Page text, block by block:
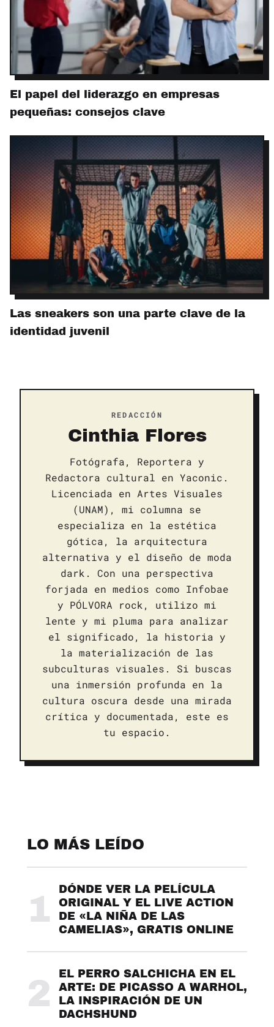
El papel del liderazgo en empresas
pequeñas: consejos clave
Las sneakers son una parte clave de la
identidad juvenil
REDACCIÓN
Cinthia Flores
Fotógrafa, Reportera y
Redactora cultural en Yaconic.
Licenciada en Artes Visuales
(UNAM), mi columna se
especializa en la estética
gótica, la arquitectura
alternativa y el diseño de moda
dark. Con una perspectiva
forjada en medios como Infobae
y PÓLVORA rock, utilizo mi
lente y mi pluma para analizar
el significado, la historia y
la materialización de las
subculturas visuales. Si buscas
una inmersión profunda en la
cultura oscura desde una mirada
crítica y documentada, este es
tu espacio.
LO MÁS LEÍDO
1
DÓNDE VER LA PELÍCULA
ORIGINAL Y EL LIVE ACTION
DE «LA NIÑA DE LAS
CAMELIAS», GRATIS ONLINE
2
EL PERRO SALCHICHA EN EL
ARTE: DE PICASSO A WARHOL,
LA INSPIRACIÓN DE UN
DACHSHUND